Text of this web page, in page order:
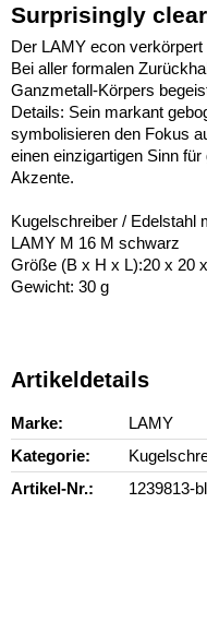
Surprisingly
Der LAMY econ
Bei aller formalen
Ganzmetall-Körpers
Details: Sein markant
symbolisieren den Fokus
einen einzigartigen Sinn
Akzente.
Kugelschreiber / Edelstahl
LAMY M 16 M schwarz
Größe (B x H x L):20 x 20
Gewicht: 30 g
Artikeldetails
Marke
LAMY
Kategorie
Artikel-Nr.
1239813-